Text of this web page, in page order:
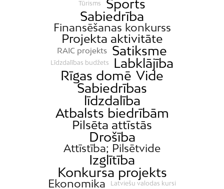
Tūrisms
Sports
Sabiedrība
Finansēšanas konkurss
Projekta aktivitāte
RAIC projekts Satiksme
Līdzdalības budžets
Labklājība
Rīgas domē Vide
Sabiedrības
līdzdalība
Atbalsts biedrībām
Pilsēta attīstās
Drošība
Attīstība; Pilsētvide
Izglītība
Konkursa projekts
Ekonomika Latviešu valodas kursi